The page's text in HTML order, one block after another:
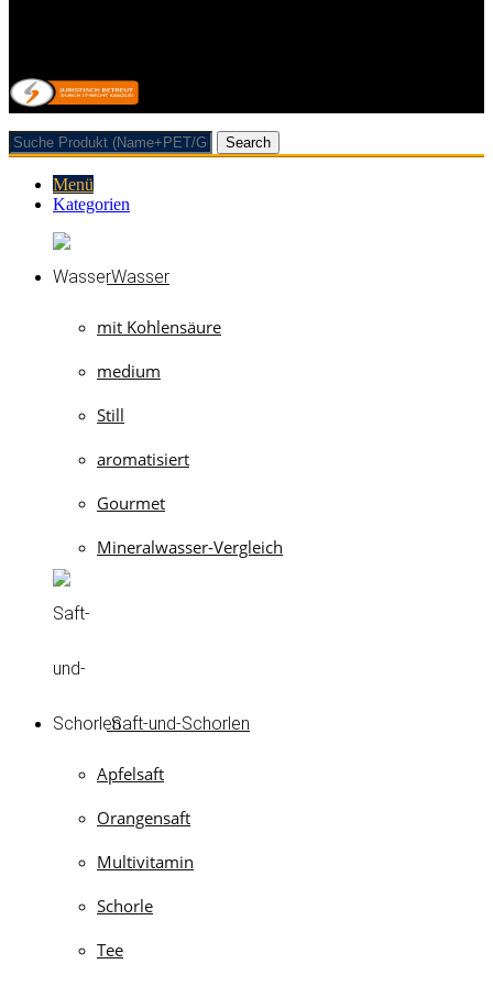
Search
Menü
Kategorien
Wasser
mit Kohlensäure
medium
Still
aromatisiert
Gourmet
Mineralwasser-Vergleich
Saft-und-Schorlen
Apfelsaft
Orangensaft
Multivitamin
Schorle
Tee